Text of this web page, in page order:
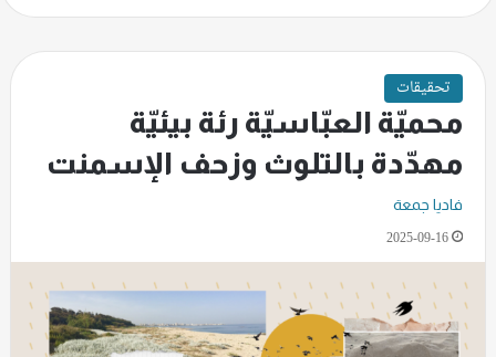
تحقيقات
محميّة العبّاسيّة رئة بيئيّة
مهدّدة بالتلوث وزحف الإسمنت
فاديا جمعة
2025-09-16